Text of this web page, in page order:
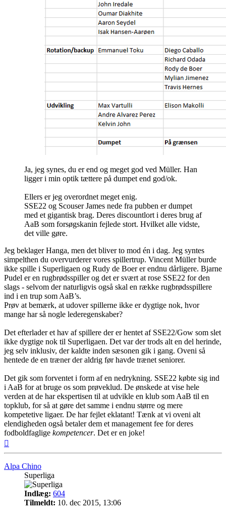
Ja, jeg synes, du er end og meget god ved Müller. Han
ligger i min optik tættere på dumpet end god/ok.
Ellers er jeg overordnet meget enig.
SSE22 og Scouser James nede fra pubben er dumpet
med et gigantisk brag. Deres discountlort i deres brug af
AaB som forsøgskanin fejlede stort. Hvilket alle vidste,
det ville gøre.
Jeg beklager Hanga, men det bliver to mod én i dag. Jeg syntes
simpelthen du overvurderer vores spillertrup. Vincent Müller burde
ikke spille i Superligaen og Rudy de Boer er endnu dårligere. Bjarne
Pudel er en rugbrødsspiller og det er svært at rose SSE22 for den
slags - selvom der naturligvis også skal en række rugbrødsspillere
ind i en trup som AaB’s.
Prøv at bemærk, at udover spillerne ikke er dygtige nok, hvor
mange har så nogle lederegenskaber?
Det efterlader et hav af spillere der er hentet af SSE22/Gow som slet
ikke dygtige nok til Superligaen. Det var der trods alt en del herinde,
jeg selv inklusiv, der kaldte inden sæsonen gik i gang. Oveni så
hentede de en træner der aldrig før havde trænet seniorer.
Det gik som forventet i form af en nedrykning. SSE22 købte sig ind
i AaB for at bruge os som prøveklud. De ønskede at vise hele
verden at de har ekspertisen til at udvikle en klub som AaB til en
topklub, for så at gøre det samme i endnu større og mere
kompetetive ligaer. De har fejlet eklatant! Tænk at vi oveni alt
elendigheden også betaler dem et management fee for deres
fodboldfaglige kompetencer. Det er en joke!
Alpa Chino
Superliga
Indlæg: 604
Tilmeldt: 10. dec 2015, 13:06